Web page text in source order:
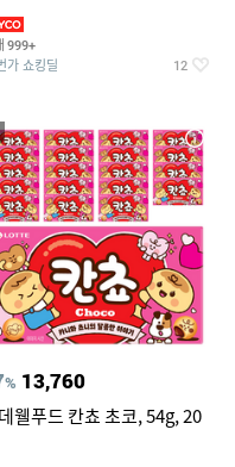
999+
가 쇼킹딜 12
% 13,760
웰푸드 칸쵸 초코, 54g, 20